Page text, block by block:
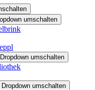
umschalten
Dropdown umschalten
Dropdown umschalten